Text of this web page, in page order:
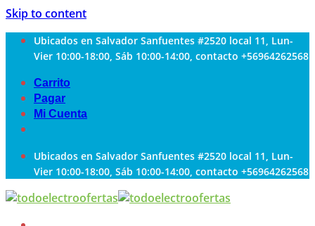
Skip to content
Ubicados en Salvador Sanfuentes #2520 local 11, Lun-
Vier 10:00-18:00, Sáb 10:00-14:00, contacto +56964262568
Carrito
Pagar
Mi Cuenta
Ubicados en Salvador Sanfuentes #2520 local 11, Lun-
Vier 10:00-18:00, Sáb 10:00-14:00, contacto +56964262568